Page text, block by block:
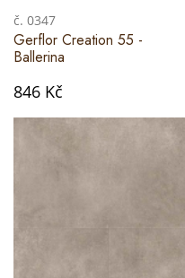
SOUTĚŽ
KONTAKT
č. 0347
Gerflor Creation 55 -
Ballerina
846 Kč